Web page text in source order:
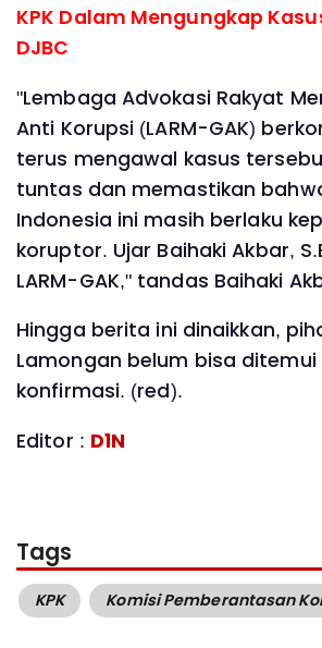
KPK Dalam Mengungkap
DJBC
"Lembaga Advokasi Rakyat
Anti Korupsi (LARM-GAK)
terus mengawal kasus
tuntas dan memastikan
Indonesia ini masih berlaku
koruptor. Ujar Baihaki Akbar,
LARM-GAK," tandas Baihaki
Hingga berita ini dinaikkan,
Lamongan belum bisa ditemui
konfirmasi. (red).
Editor : D1N
Tags
KPK Komisi Pemberantasan